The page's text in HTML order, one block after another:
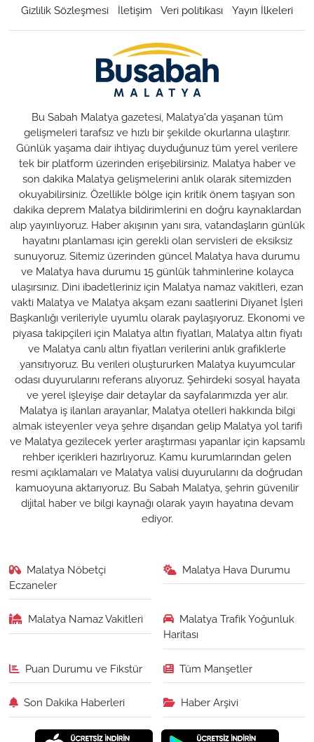
Gizlilik Sözleşmesi İletişim Veri politikası Yayın İlkeleri
Bu Sabah Malatya gazetesi, Malatya'da yaşanan tüm
gelişmeleri tarafsız ve hızlı bir şekilde okurlarına ulaştırır.
Günlük yaşama dair ihtiyaç duyduğunuz tüm yerel verilere
tek bir platform üzerinden erişebilirsiniz. Malatya haber ve
son dakika Malatya gelişmelerini anlık olarak sitemizden
okuyabilirsiniz. Özellikle bölge için kritik önem taşıyan son
dakika deprem Malatya bildirimlerini en doğru kaynaklardan
alıp yayınlıyoruz. Haber akışının yanı sıra, vatandaşların günlük
hayatını planlaması için gerekli olan servisleri de eksiksiz
sunuyoruz. Sitemiz üzerinden güncel Malatya hava durumu
ve Malatya hava durumu 15 günlük tahminlerine kolayca
ulaşırsınız. Dini ibadetleriniz için Malatya namaz vakitleri, ezan
vakti Malatya ve Malatya akşam ezanı saatlerini Diyanet İşleri
Başkanlığı verileriyle uyumlu olarak paylaşıyoruz. Ekonomi ve
piyasa takipçileri için Malatya altın fiyatları, Malatya altın fiyatı
ve Malatya canlı altın fiyatları verilerini anlık grafiklerle
yansıtıyoruz. Bu verileri oluştururken Malatya kuyumcular
odası duyurularını referans alıyoruz. Şehirdeki sosyal hayata
ve yerel işleyişe dair detaylar da sayfalarımızda yer alır.
Malatya iş ilanları arayanlar, Malatya otelleri hakkında bilgi
almak isteyenler veya şehre dışarıdan gelip Malatya yol tarifi
ve Malatya gezilecek yerler araştırması yapanlar için kapsamlı
rehber içerikleri hazırlıyoruz. Kamu kurumlarından gelen
resmi açıklamaları ve Malatya valisi duyurularını da doğrudan
kamuoyuna aktarıyoruz. Bu Sabah Malatya, şehrin güvenilir
dijital haber ve bilgi kaynağı olarak yayın hayatına devam
ediyor.
Malatya Nöbetçi
Eczaneler
Malatya Hava Durumu
Malatya Namaz Vakitleri
Malatya Trafik Yoğunluk
Haritası
Puan Durumu ve Fikstür Tüm Manşetler
Son Dakika Haberleri Haber Arşivi